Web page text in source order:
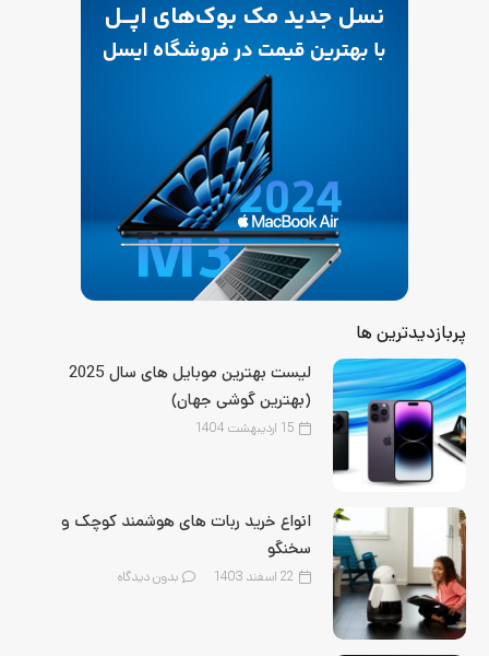
پربازدیدترین ها
لیست بهترین موبایل‌ های سال 2025
(بهترین گوشی جهان)
15 اردیبهشت 1404
انواع خرید ربات های هوشمند کوچک و
سخنگو
22 اسفند 1403 بدون دیدگاه